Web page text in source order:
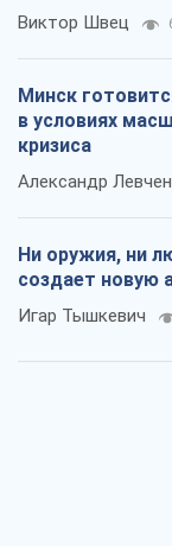
Виктор Швец
Минск
в условиях
кризиса
Александр
Ни оружия, ни
создает новую
Игар Тышкевич